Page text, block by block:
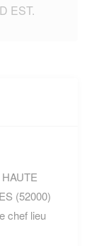
EST.
(52000)
chef lieu